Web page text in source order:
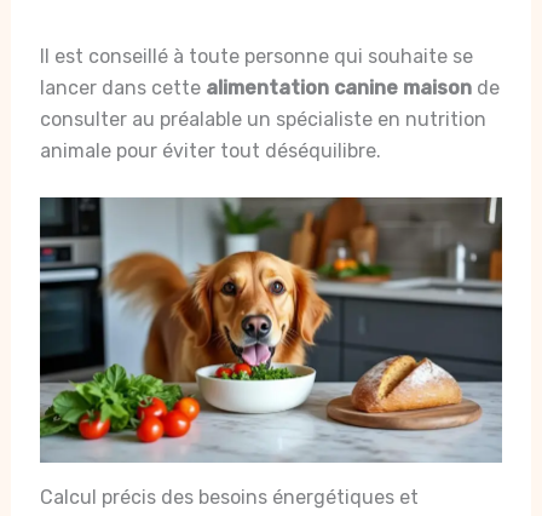
Il est conseillé à toute personne qui souhaite se
lancer dans cette alimentation canine maisonde
consulter au préalable un spécialiste en nutrition
animale pour éviter tout déséquilibre.
Calcul précis des besoins énergétiques et